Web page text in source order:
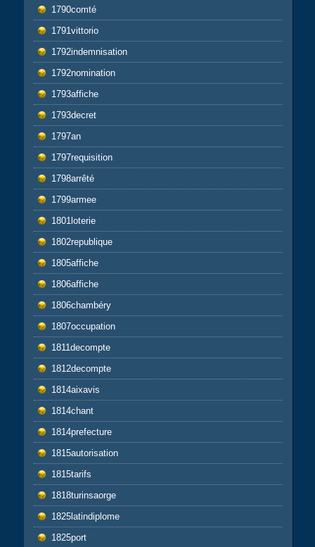
1790comté
1791vittorio
1792indemnisation
1792nomination
1793affiche
1793decret
1797an
1797requisition
1798arrêté
1799armee
1801loterie
1802republique
1805affiche
1806affiche
1806chambéry
1807occupation
1811decompte
1812decompte
1814aixavis
1814chant
1814prefecture
1815autorisation
1815tarifs
1818turinsaorge
1825latindiplome
1825port